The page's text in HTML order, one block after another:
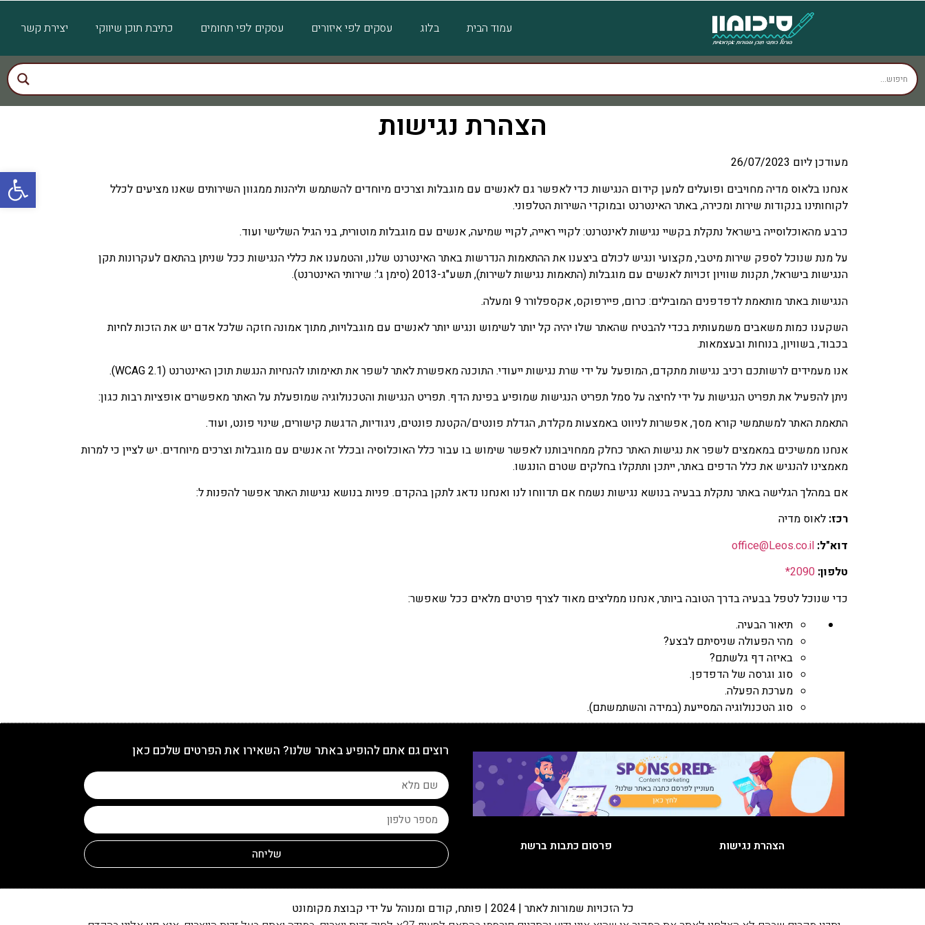
עמוד הבית בלוג עסקים לפי איזורים עסקים לפי תחומים כתיבת תוכן שיווקי יצירת קשר
הצהרת נגישות
מעודכן ליום 26/07/2023
אנחנו בלאוס מדיה מחויבים ופועלים למען קידום הנגישות כדי לאפשר גם לאנשים עם מוגבלות וצרכים מיוחדים להשתמש וליהנות ממגוון השירותים שאנו מציעים לכלל
לקוחותינו בנקודות שירות ומכירה, באתר האינטרנט ובמוקדי השירות הטלפוני.
כרבע מהאוכלוסייה בישראל נתקלת בקשיי נגישות לאינטרנט: לקויי ראייה, לקויי שמיעה, אנשים עם מוגבלות מוטורית, בני הגיל השלישי ועוד.
על מנת שנוכל לספק שירות מיטבי, מקצועי ונגיש לכולם ביצענו את ההתאמות הנדרשות באתר האינטרנט שלנו, והטמענו את כללי הנגישות ככל שניתן בהתאם לעקרונות תקן
הנגישות בישראל, תקנות שוויון זכויות לאנשים עם מוגבלות (התאמות נגישות לשירות), תשע"ג-2013 (סימן ג': שירותי האינטרנט).
הנגישות באתר מותאמת לדפדפנים המובילים: כרום, פיירפוקס, אקספלורר 9 ומעלה.
השקענו כמות משאבים משמעותית בכדי להבטיח שהאתר שלו יהיה קל יותר לשימוש ונגיש יותר לאנשים עם מוגבלויות, מתוך אמונה חזקה שלכל אדם יש את הזכות לחיות
בכבוד, בשוויון, בנוחות ובעצמאות.
אנו מעמידים לרשותכם רכיב נגישות מתקדם, המופעל על ידי שרת נגישות ייעודי. התוכנה מאפשרת לאתר לשפר את תאימותו להנחיות הנגשת תוכן האינטרנט (WCAG 2.1).
ניתן להפעיל את תפריט הנגישות על ידי לחיצה על סמל תפריט הנגישות שמופיע בפינת הדף. תפריט הנגישות והטכנולוגיה שמופעלת על האתר מאפשרים אופציות רבות כגון:
התאמת האתר למשתמשי קורא מסך, אפשרות לניווט באמצעות מקלדת, הגדלת פונטים/הקטנת פונטים, ניגודיות, הדגשת קישורים, שינוי פונט, ועוד.
אנחנו ממשיכים במאמצים לשפר את נגישות האתר כחלק ממחויבותנו לאפשר שימוש בו עבור כלל האוכלוסיה ובכלל זה אנשים עם מוגבלות וצרכים מיוחדים. יש לציין כי למרות
מאמצינו להנגיש את כלל הדפים באתר, ייתכן ותתקלו בחלקים שטרם הונגשו.
אם במהלך הגלישה באתר נתקלת בבעיה בנושא נגישות נשמח אם תדווחו לנו ואנחנו נדאג לתקן בהקדם. פניות בנושא נגישות האתר אפשר להפנות ל:
רכז: לאוס מדיה
דוא"ל: office@Leos.co.il
טלפון: 2090*
כדי שנוכל לטפל בבעיה בדרך הטובה ביותר, אנחנו ממליצים מאוד לצרף פרטים מלאים ככל שאפשר:
תיאור הבעיה.
מהי הפעולה שניסיתם לבצע?
באיזה דף גלשתם?
סוג וגרסה של הדפדפן.
מערכת הפעלה.
סוג הטכנולוגיה המסייעת (במידה והשתמשתם).
הצהרת נגישות פרסום כתבות ברשת
רוצים גם אתם להופיע באתר שלנו? השאירו את הפרטים שלכם כאן
שליחה
כל הזכויות שמורות לאתר | 2024 | פותח, קודם ומנוהל על ידי קבוצת מקומונט